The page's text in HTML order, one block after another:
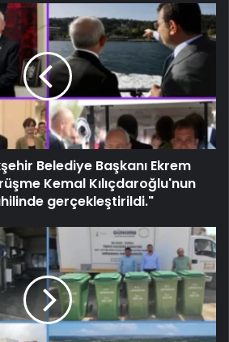
Belediye Başkanı Ekrem
Kemal Kılıçdaroğlu'nun
gerçekleştirildi."